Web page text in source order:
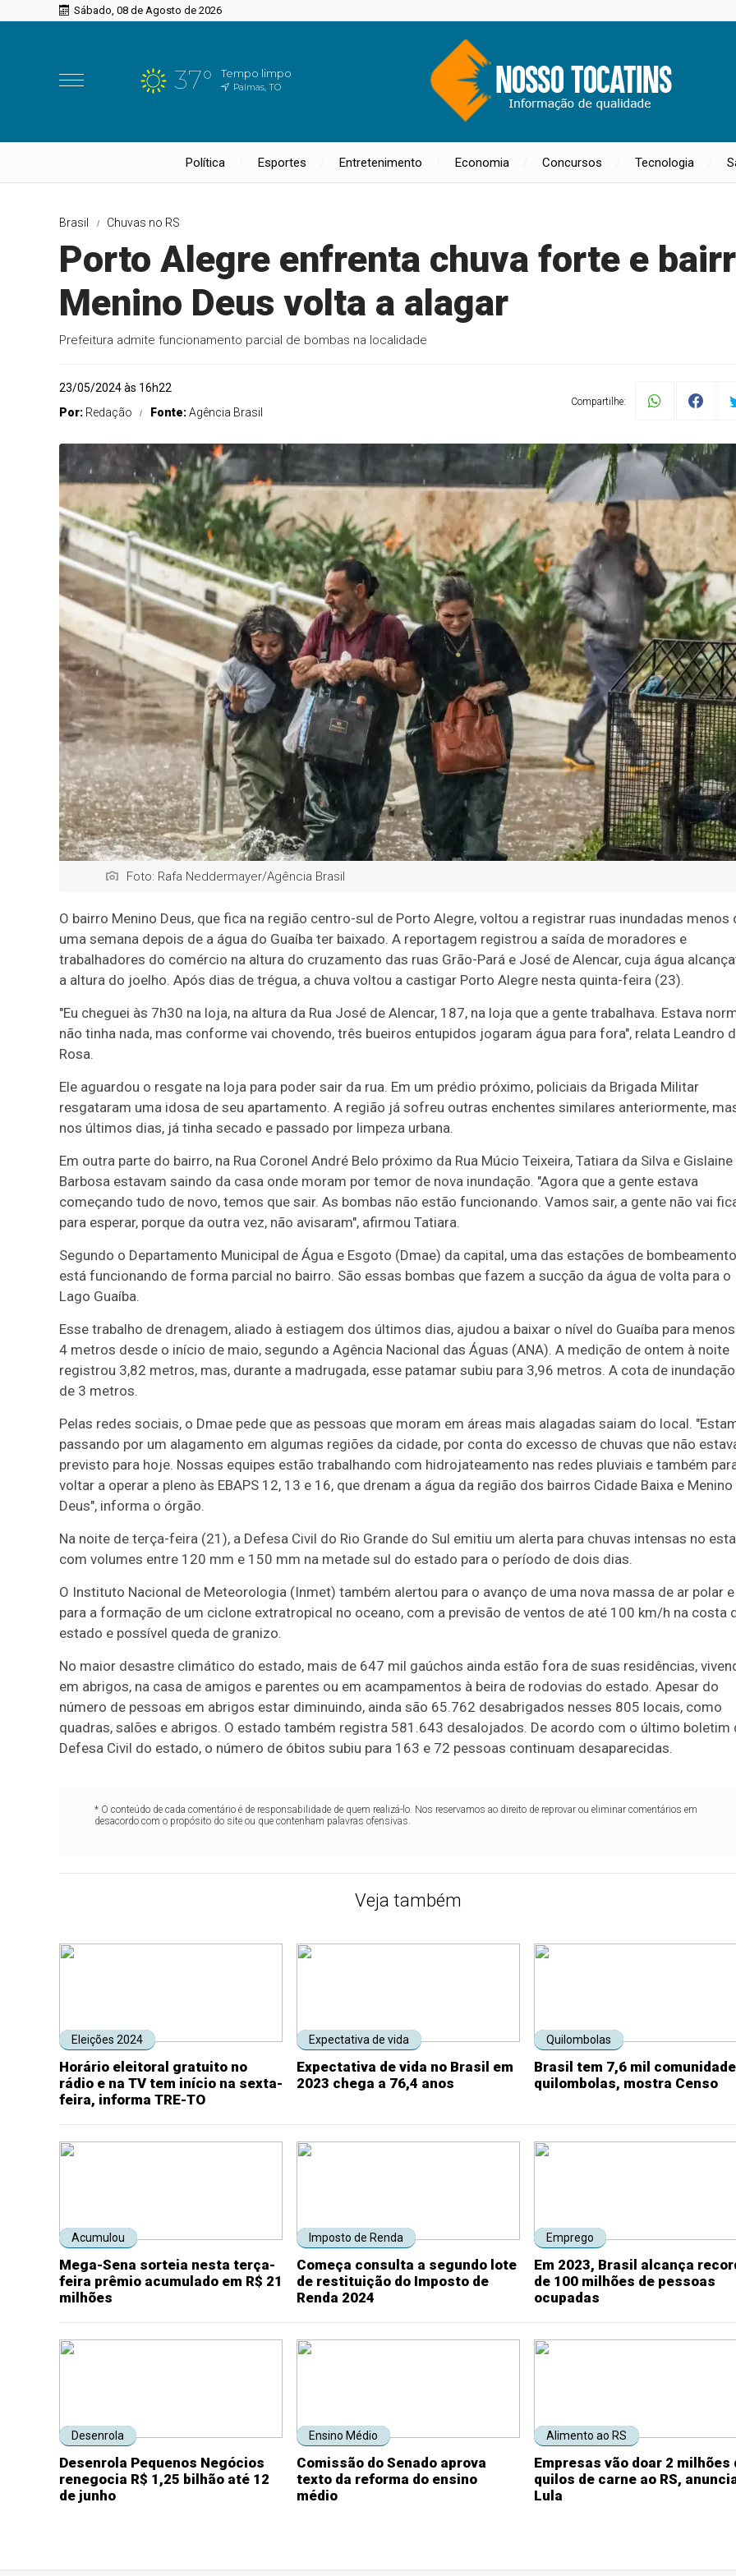
Sábado, 08 de Agosto de 2026
37° Tempo limpo
Palmas, TO
Política Esportes Entretenimento Economia Concursos Tecnologia
Brasil Chuvas no RS
Porto Alegre enfrenta chuva forte e
Menino Deus volta a alagar
Prefeitura admite funcionamento parcial de bombas na localidade
23/05/2024 às 16h22
Por: Redação Fonte:Agência Brasil
Compartilhe:
Foto: Rafa Neddermayer/Agência Brasil
O bairro Menino Deus, que fica na região centro-sul de Porto Alegre, voltou a registrar ruas inundadas menos
uma semana depois de a água do Guaíba ter baixado. A reportagem registrou a saída de moradores e
trabalhadores do comércio na altura do cruzamento das ruas Grão-Pará e José de Alencar, cuja água
a altura do joelho. Após dias de trégua, a chuva voltou a castigar Porto Alegre nesta quinta-feira (23).
"Eu cheguei às 7h30 na loja, na altura da Rua José de Alencar, 187, na loja que a gente trabalhava. Estava
não tinha nada, mas conforme vai chovendo, três bueiros entupidos jogaram água para fora", relata Leandro
Rosa.
Ele aguardou o resgate na loja para poder sair da rua. Em um prédio próximo, policiais da Brigada Militar
resgataram uma idosa de seu apartamento. A região já sofreu outras enchentes similares anteriormente,
nos últimos dias, já tinha secado e passado por limpeza urbana.
Em outra parte do bairro, na Rua Coronel André Belo próximo da Rua Múcio Teixeira, Tatiara da Silva e Gislaine
Barbosa estavam saindo da casa onde moram por temor de nova inundação. "Agora que a gente estava
começando tudo de novo, temos que sair. As bombas não estão funcionando. Vamos sair, a gente não vai
para esperar, porque da outra vez, não avisaram", afirmou Tatiara.
Segundo o Departamento Municipal de Água e Esgoto (Dmae) da capital, uma das estações de bombeamento
está funcionando de forma parcial no bairro. São essas bombas que fazem a sucção da água de volta para o
Lago Guaíba.
Esse trabalho de drenagem, aliado à estiagem dos últimos dias, ajudou a baixar o nível do Guaíba para
4 metros desde o início de maio, segundo a Agência Nacional das Águas (ANA). A medição de ontem à noite
registrou 3,82 metros, mas, durante a madrugada, esse patamar subiu para 3,96 metros. A cota de
de 3 metros.
Pelas redes sociais, o Dmae pede que as pessoas que moram em áreas mais alagadas saiam do local.
passando por um alagamento em algumas regiões da cidade, por conta do excesso de chuvas que não
previsto para hoje. Nossas equipes estão trabalhando com hidrojateamento nas redes pluviais e também
voltar a operar a pleno às EBAPS 12, 13 e 16, que drenam a água da região dos bairros Cidade Baixa e Menino
Deus", informa o órgão.
Na noite de terça-feira (21), a Defesa Civil do Rio Grande do Sul emitiu um alerta para chuvas intensas no
com volumes entre 120 mm e 150 mm na metade sul do estado para o período de dois dias.
O Instituto Nacional de Meteorologia (Inmet) também alertou para o avanço de uma nova massa de ar polar e
para a formação de um ciclone extratropical no oceano, com a previsão de ventos de até 100 km/h na costa
estado e possível queda de granizo.
No maior desastre climático do estado, mais de 647 mil gaúchos ainda estão fora de suas residências,
em abrigos, na casa de amigos e parentes ou em acampamentos à beira de rodovias do estado. Apesar do
número de pessoas em abrigos estar diminuindo, ainda são 65.762 desabrigados nesses 805 locais, como
quadras, salões e abrigos. O estado também registra 581.643 desalojados. De acordo com o último boletim
Defesa Civil do estado, o número de óbitos subiu para 163 e 72 pessoas continuam desaparecidas.
* O conteúdo de cada comentário é de responsabilidade de quem realizá-lo. Nos reservamos ao direito de reprovar ou eliminar comentários em
desacordo com o propósito do site ou que contenham palavras ofensivas.
Veja também
Eleições 2024
Horário eleitoral gratuito no
rádio e na TV tem início na sexta-
feira, informa TRE-TO
Expectativa de vida
Expectativa de vida no Brasil em
2023 chega a 76,4 anos
Quilombolas
Brasil tem 7,6 mil
quilombolas, mostra Censo
Acumulou
Mega-Sena sorteia nesta terça-
feira prêmio acumulado em R$ 21
milhões
Imposto de Renda
Começa consulta a segundo lote
de restituição do Imposto de
Renda 2024
Emprego
Em 2023, Brasil alcança
de 100 milhões de pessoas
ocupadas
Desenrola
Desenrola Pequenos Negócios
renegocia R$ 1,25 bilhão até 12
de junho
Ensino Médio
Comissão do Senado aprova
texto da reforma do ensino
médio
Alimento ao RS
Empresas vão doar 2 milhões
quilos de carne ao RS,
Lula